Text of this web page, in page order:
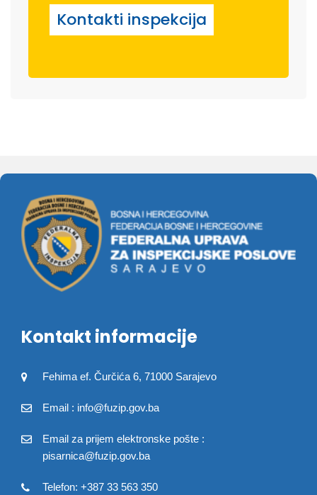
Kontakti inspekcija
Kontakt informacije
Fehima ef. Čurčića 6, 71000 Sarajevo
Email : info@fuzip.gov.ba
Email za prijem elektronske pošte :
pisarnica@fuzip.gov.ba
Telefon: +387 33 563 350